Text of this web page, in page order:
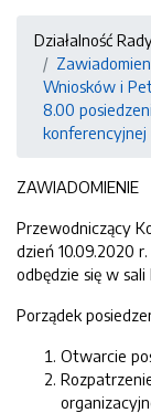
Działalność
Wniosków i
8.00
konferencyjnej
ZAWIADOMIENIE
Przewodniczący
dzień 10.09.2020
odbędzie się w
Porządek
Otwarcie